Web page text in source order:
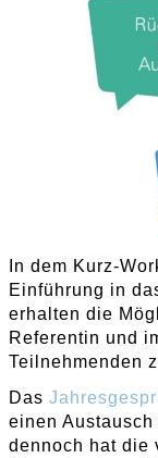
In dem Kurz-
Einführung in
erhalten die
Referentin und
Teilnehmenden
Das
einen
dennoch hat die